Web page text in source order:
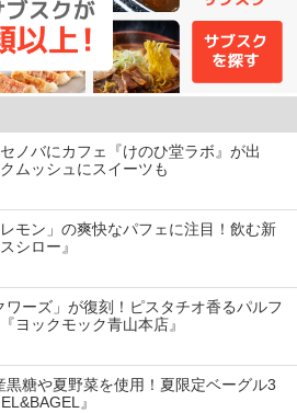
ノバにカフェ『けのひ堂ラボ』が出
ムッシュにスイーツも
モン」の爽快なパフェに注目！飲む新
シロー』
ワーズ」が復刻！ピスタチオ香るパルフ
ヨックモック青山本店』
黒糖や夏野菜を使用！夏限定ベーグル3
』